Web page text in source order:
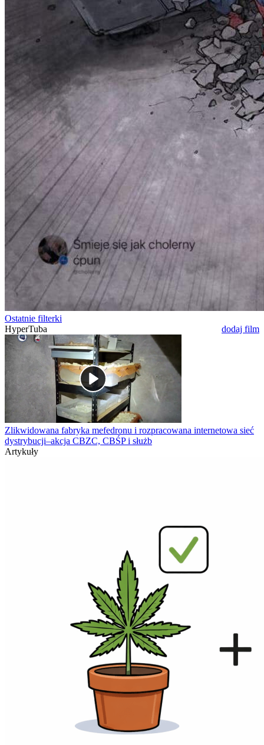
Ostatnie filterki
HyperTuba
dodaj film
Zlikwidowana fabryka mefedronu i rozpracowana internetowa sieć
dystrybucji–akcja CBZC, CBŚP i służb
Artykuły